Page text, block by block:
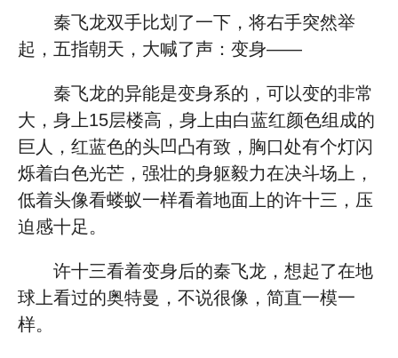
秦飞龙双手比划了一下，将右手突然举
起，五指朝天，大喊了声：变身——
秦飞龙的异能是变身系的，可以变的非常
大，身上15层楼高，身上由白蓝红颜色组成的
巨人，红蓝色的头凹凸有致，胸口处有个灯闪
烁着白色光芒，强壮的身躯毅力在决斗场上，
低着头像看蝼蚁一样看着地面上的许十三，压
迫感十足。
许十三看着变身后的秦飞龙，想起了在地
球上看过的奥特曼，不说很像，简直一模一
样。